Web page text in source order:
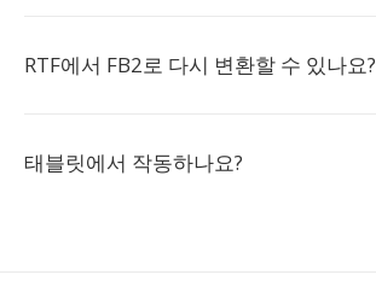
RTF에서 FB2로 다시 변환할 수 있나요?
태블릿에서 작동하나요?